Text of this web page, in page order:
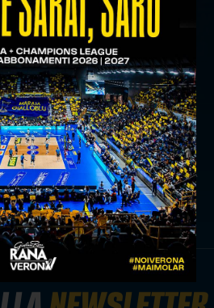
congiunto a trento per
cisterna volley: aperte le vendite
news prima squadra